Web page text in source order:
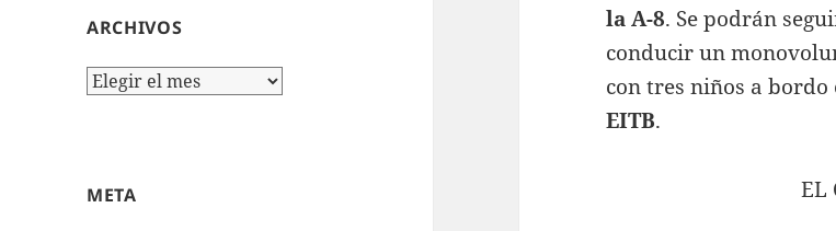
ARCHIVOS
Archivos
META
la A-8. Se podrán
conducir un
con tres niños a
EITB.
EL